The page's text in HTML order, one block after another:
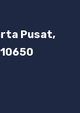
Pusat,